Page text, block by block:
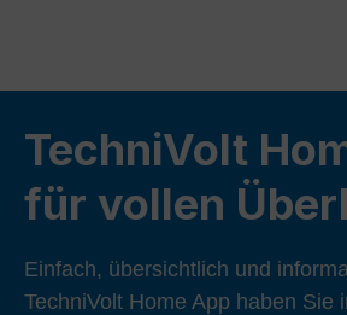
TechniVolt
für vollen
Einfach, übersichtlich und
TechniVolt Home App haben Sie